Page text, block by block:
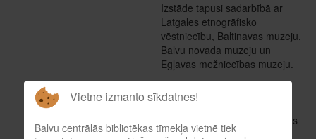
Izstāde tapusi sadarbībā ar
Latgales etnogrāfisko
vēstniecību, Baltinavas muzeju,
Balvu novada muzeju un
Egļavas mežniecības muzeju.
Izstāde būs skatāma līdz 30.
novembrim.
Nāc un sajūti Latgales kultūras
spēku, rakstu krāšņumu un
Vietne izmanto sīkdatnes!
Balvu centrālās bibliotēkas tīmekļa vietnē tiek